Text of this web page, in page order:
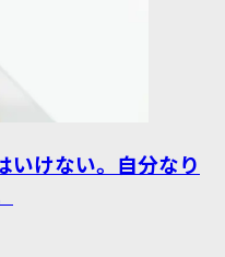
いけない。自分なり